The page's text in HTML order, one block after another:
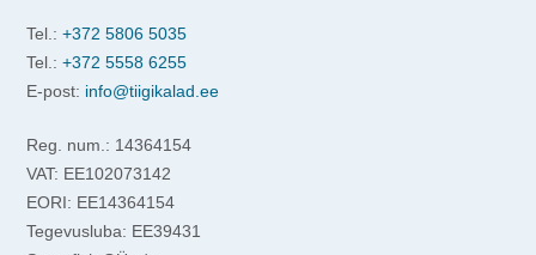
Tel.: +372 5806 5035
Tel.: +372 5558 6255
E-post: info@tiigikalad.ee
Reg. num.: 14364154
VAT: EE102073142
EORI: EE14364154
Tegevusluba: EE39431